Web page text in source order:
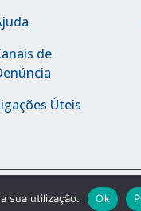
de
Úteis
Política de Privacidade
sua utilização. Ok